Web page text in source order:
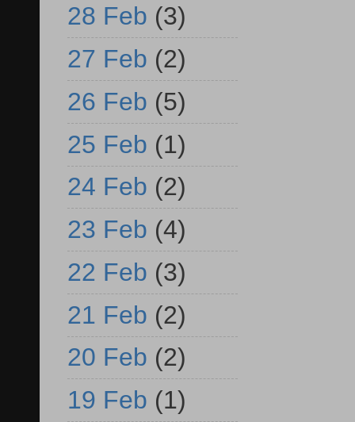
28 Feb (3)
27 Feb (2)
26 Feb (5)
25 Feb (1)
24 Feb (2)
23 Feb (4)
22 Feb (3)
21 Feb (2)
20 Feb (2)
19 Feb (1)